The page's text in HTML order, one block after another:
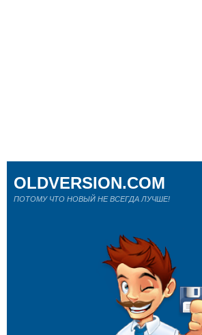
OLDVERSION.COM
ПОТОМУ ЧТО НОВЫЙ НЕ ВСЕГДА ЛУЧШЕ!